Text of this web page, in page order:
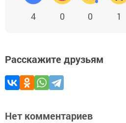
4 0 0 1
Расскажите друзьям
Нет комментариев